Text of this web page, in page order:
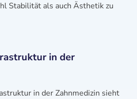
Stabilität als auch Ästhetik zu
in der
in der Zahnmedizin sieht